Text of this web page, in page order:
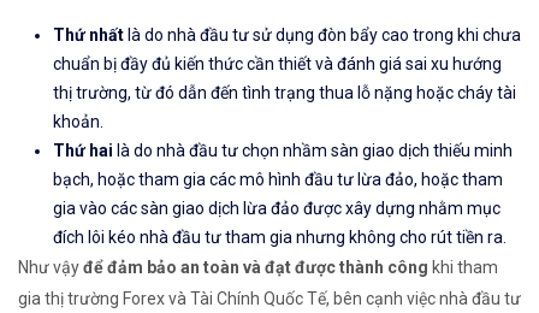
Thứ nhất là do nhà đầu tư sử dụng đòn bẩy cao trong khi chưa
chuẩn bị đầy đủ kiến thức cần thiết và đánh giá sai xu hướng
thị trường, từ đó dẫn đến tình trạng thua lỗ nặng hoặc cháy tài
khoản.
Thứ hai là do nhà đầu tư chọn nhầm sàn giao dịch thiếu minh
bạch, hoặc tham gia các mô hình đầu tư lừa đảo, hoặc tham
gia vào các sàn giao dịch lừa đảo được xây dựng nhằm mục
đích lôi kéo nhà đầu tư tham gia nhưng không cho rút tiền ra.
Như vậyđể đảm bảo an toàn và đạt được thành công khi tham
gia thị trường Forex và Tài Chính Quốc Tế, bên cạnh việc nhà đầu tư